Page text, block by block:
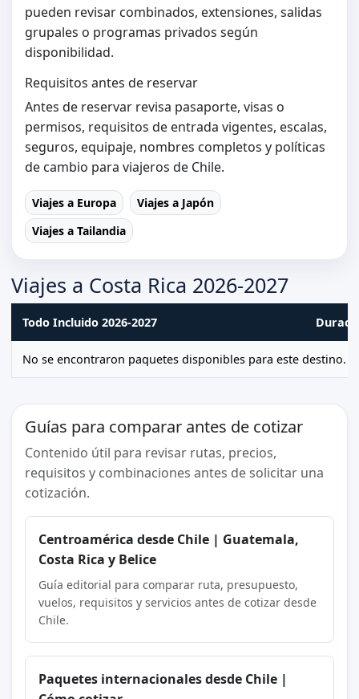
pueden revisar combinados, extensiones, salidas
grupales o programas privados según
disponibilidad.
Requisitos antes de reservar
Antes de reservar revisa pasaporte, visas o
permisos, requisitos de entrada vigentes, escalas,
seguros, equipaje, nombres completos y políticas
de cambio para viajeros de Chile.
Viajes a Europa
Viajes a Japón
Viajes a Tailandia
Viajes a Costa Rica 2026-2027
Todo Incluido 2026-2027
No se encontraron paquetes disponibles para este destino.
Guías para comparar antes de cotizar
Contenido útil para revisar rutas, precios,
requisitos y combinaciones antes de solicitar una
cotización.
Centroamérica desde Chile | Guatemala,
Costa Rica y Belice
Guía editorial para comparar ruta, presupuesto,
vuelos, requisitos y servicios antes de cotizar desde
Chile.
Paquetes internacionales desde Chile |